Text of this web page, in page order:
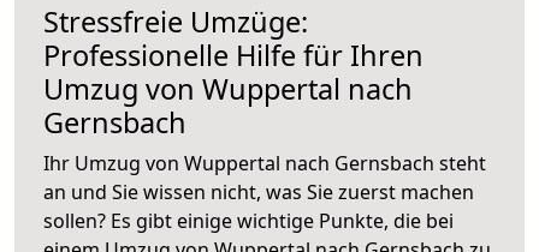
Stressfreie Umzüge:
Professionelle Hilfe für Ihren
Umzug von Wuppertal nach
Gernsbach
Ihr Umzug von Wuppertal nach Gernsbach steht
an und Sie wissen nicht, was Sie zuerst machen
sollen? Es gibt einige wichtige Punkte, die bei